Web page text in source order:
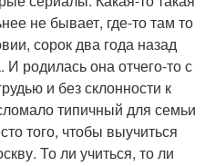
не бывает, где-то там то
сорок два года назад
родилась она отчего-то с
и без склонности к
типичный для семьи
того, чтобы выучиться
То ли учиться, то ли